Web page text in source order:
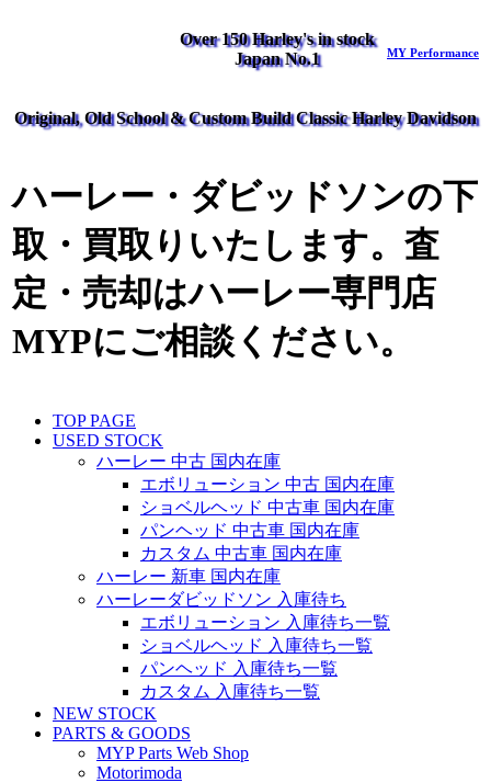
Over 150 Harley's in stock
Japan No.1
MY Performance
Original, Old School & Custom Build Classic Harley Davidson
ハーレー・ダビッドソンの下
取・買取りいたします。査
定・売却はハーレー専門店
MYPにご相談ください。
TOP PAGE
USED STOCK
ハーレー 中古 国内在庫
エボリューション 中古 国内在庫
ショベルヘッド 中古車 国内在庫
パンヘッド 中古車 国内在庫
カスタム 中古車 国内在庫
ハーレー 新車 国内在庫
ハーレーダビッドソン 入庫待ち
エボリューション 入庫待ち一覧
ショベルヘッド 入庫待ち一覧
パンヘッド 入庫待ち一覧
カスタム 入庫待ち一覧
NEW STOCK
PARTS & GOODS
MYP Parts Web Shop
Motorimoda